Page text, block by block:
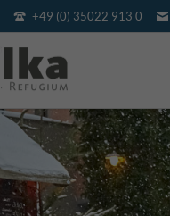
+49 (0) 35022 913 0